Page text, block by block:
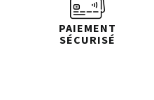
PAIEMENT
SÉCURISÉ